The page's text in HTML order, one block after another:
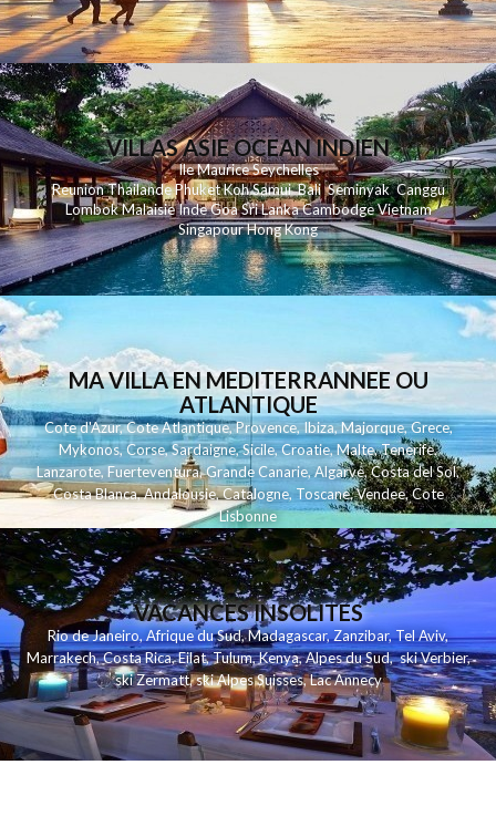
VILLAS ASIE OCEAN INDIEN
Ile MauriceSeychelles
ReunionThailandePhuketKohSamui Bali SeminyakCanggu
LombokMalaisieIndeGoaSri LankaCambodgeVietnam
SingapourHong Kong
MA VILLA EN MEDITERRANNEE OU
ATLANTIQUE
Cote d'Azur,Cote Atlantique,Provence,Ibiza,Majorque,Grece,
Mykonos,Corse,Sardaigne,Sicile,Croatie,Malte,Tenerife,
Lanzarote,Fuerteventura,Grande Canarie,Algarve,Costa del Sol,
Costa Blanca,Andalousie,Catalogne,Toscane,Vendee,Cote
Lisbonne
VACANCES INSOLITES
Rio de Janeiro,Afrique du Sud,Madagascar,Zanzibar,Tel Aviv,
Marrakech,Costa Rica,Eilat,Tulum,Kenya,Alpes du Sud,ski Verbier,
ski Zermatt,ski Alpes Suisses,Lac Annecy